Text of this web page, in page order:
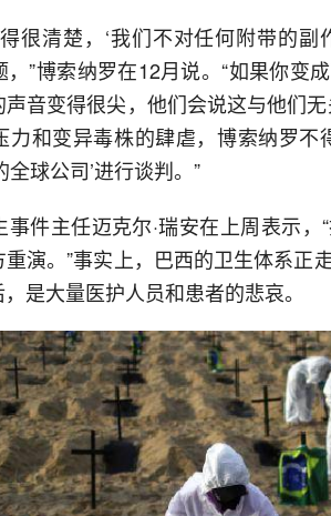
很清楚，‘我们不对任何附带的
”博索纳罗在12月说。“如果你变
音变得很尖，他们会说这与他们
力和变异毒株的肆虐，博索纳罗不
全球公司’进行谈判。”
件主任迈克尔·瑞安在上周表示
演。”事实上，巴西的卫生体系正
是大量医护人员和患者的悲哀。